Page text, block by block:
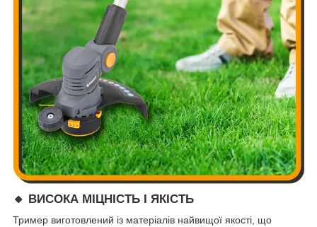
🔸 ВИСОКА МІЦНІСТЬ І ЯКІСТЬ
Тример виготовлений із матеріалів найвищої якості, що